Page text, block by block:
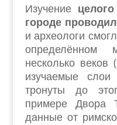
Изучениецелого
городе
и археологи
несколько веков
изучаемые
тронуты до
примере
данные от